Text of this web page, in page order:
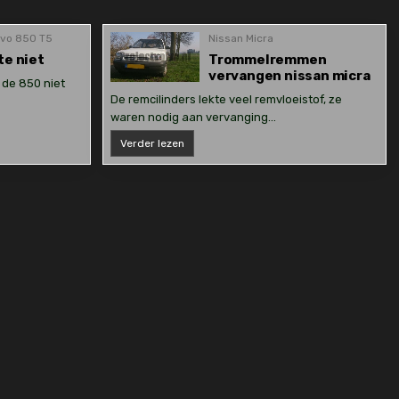
850 T5
niet
850 niet
Nissan Micra
Trommelremmen
vervangen nissan micra
De remcilinders lekte veel remvloeistof, ze
waren nodig aan vervanging…
Verder lezen
vervangen
nissan